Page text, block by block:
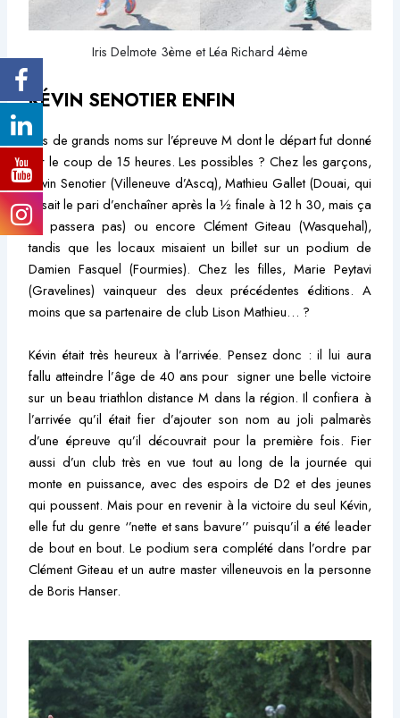
Iris Delmote 3ème et Léa Richard 4ème
KÉVIN SENOTIER ENFIN
Pas de grands noms sur l’épreuve M dont le départ fut donné
sur le coup de 15 heures. Les possibles ? Chez les garçons,
Kévin Senotier (Villeneuve d’Ascq), Mathieu Gallet (Douai, qui
faisait le pari d’enchaîner après la ½ finale à 12 h 30, mais ça
ne passera pas) ou encore Clément Giteau (Wasquehal),
tandis que les locaux misaient un billet sur un podium de
Damien Fasquel (Fourmies). Chez les filles, Marie Peytavi
(Gravelines) vainqueur des deux précédentes éditions. A
moins que sa partenaire de club Lison Mathieu… ?
Kévin était très heureux à l’arrivée. Pensez donc : il lui aura
fallu atteindre l’âge de 40 ans pour signer une belle victoire
sur un beau triathlon distance M dans la région. Il confiera à
l’arrivée qu’il était fier d’ajouter son nom au joli palmarès
d’une épreuve qu’il découvrait pour la première fois. Fier
aussi d’un club très en vue tout au long de la journée qui
monte en puissance, avec des espoirs de D2 et des jeunes
qui poussent. Mais pour en revenir à la victoire du seul Kévin,
elle fut du genre ‘’nette et sans bavure’’ puisqu’il a été leader
de bout en bout. Le podium sera complété dans l’ordre par
Clément Giteau et un autre master villeneuvois en la personne
de Boris Hanser.